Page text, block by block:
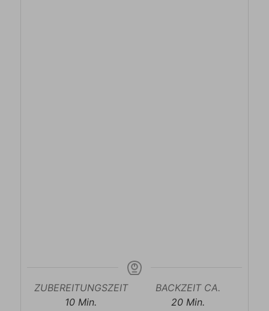
ZUBEREITUNGSZEIT
10Minuten
Min.
BACKZEIT CA.
20Minuten
Min.